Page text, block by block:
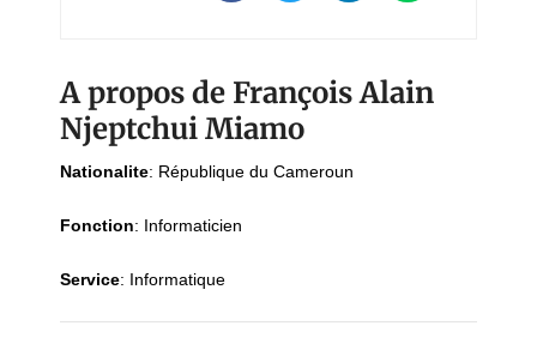
A propos de François Alain
Njeptchui Miamo
Nationalite: République du Cameroun
Fonction: Informaticien
Service: Informatique